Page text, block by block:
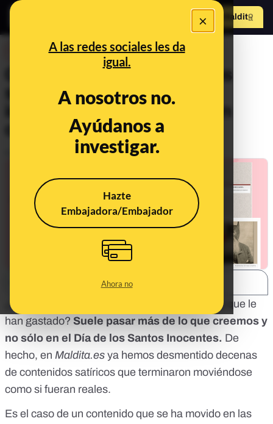
×
A las redes sociales les da
igual.
A nosotros no.
Ayúdanos a
investigar.
Hazte
Embajadora/Embajador
Ahora no
Hazte Maldito
Cuidado con los contenidos
satíricos, de humor e
inventados que se difunden
como reales
Apr 15, 2021, 10:44:00 AM
¿Quién no se ha creído alguna vez una broma que le
han gastado? Suele pasar más de lo que creemos y
no sólo en el Día de los Santos Inocentes. De
hecho, en Maldita.es ya hemos desmentido decenas
de contenidos satíricos que terminaron moviéndose
como si fueran reales.
Es el caso de un contenido que se ha movido en las